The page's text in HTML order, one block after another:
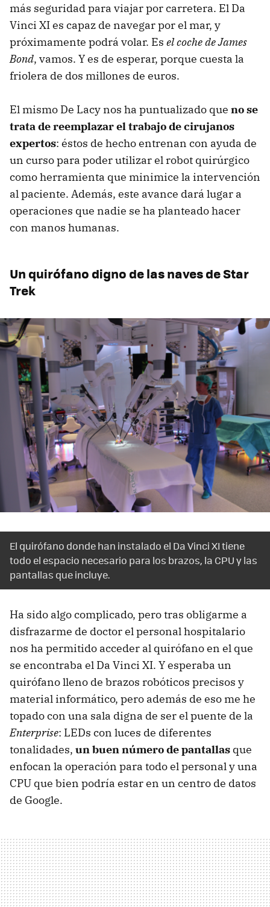
más seguridad para viajar por carretera. El Da
Vinci XI es capaz de navegar por el mar, y
próximamente podrá volar. Es el coche de James
Bond, vamos. Y es de esperar, porque cuesta la
friolera de dos millones de euros.
El mismo De Lacy nos ha puntualizado que no se
trata de reemplazar el trabajo de cirujanos
expertos: éstos de hecho entrenan con ayuda de
un curso para poder utilizar el robot quirúrgico
como herramienta que minimice la intervención
al paciente. Además, este avance dará lugar a
operaciones que nadie se ha planteado hacer
con manos humanas.
Un quirófano digno de las naves de Star
Trek
El quirófano donde han instalado el Da Vinci XI tiene
todo el espacio necesario para los brazos, la CPU y las
pantallas que incluye.
Ha sido algo complicado, pero tras obligarme a
disfrazarme de doctor el personal hospitalario
nos ha permitido acceder al quirófano en el que
se encontraba el Da Vinci XI. Y esperaba un
quirófano lleno de brazos robóticos precisos y
material informático, pero además de eso me he
topado con una sala digna de ser el puente de la
Enterprise: LEDs con luces de diferentes
tonalidades, un buen número de pantallas que
enfocan la operación para todo el personal y una
CPU que bien podría estar en un centro de datos
de Google.